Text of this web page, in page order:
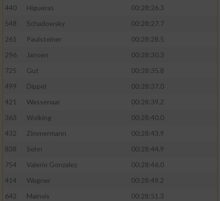
440
Higueras
00:28:26.3
548
Schadowsky
00:28:27.7
261
Paulsteiner
00:28:28.5
296
Jansen
00:28:30.3
725
Gut
00:28:35.8
499
Dippel
00:28:37.0
421
Wassenaar
00:28:39.2
363
Wolking
00:28:40.0
432
Zimmermann
00:28:43.9
838
Sehn
00:28:44.9
754
Valerio Gonzalez
00:28:46.0
414
Wagner
00:28:49.2
642
Mainvis
00:28:51.3